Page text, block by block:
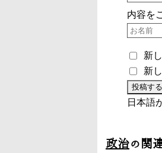
内容を
新
新
日本語
政治の関